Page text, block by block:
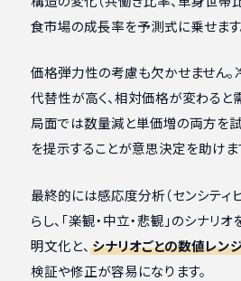
食市場の成長率を予測式に乗せます
価格弾力性の考慮も欠かせません
代替性が高く、相対価格が変わると
局面では数量減と単価増の両方を試
を提示することが意思決定を助けま
最終的には感応度分析（センシティ
らし、「楽観・中立・悲観」のシナリ
明文化と、 シナリオごとの数値レン
検証や修正が容易になります。